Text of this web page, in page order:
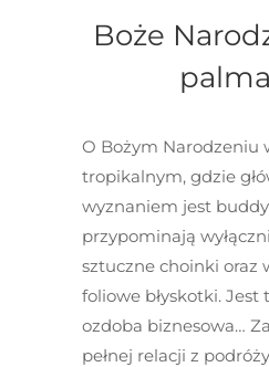
Boże
O Bożym Narodzeniu
tropikalnym, gdzie
wyznaniem jest
przypominają
sztuczne choinki oraz
foliowe błyskotki. Jest
ozdoba biznesowa…
pełnej relacji z podróży